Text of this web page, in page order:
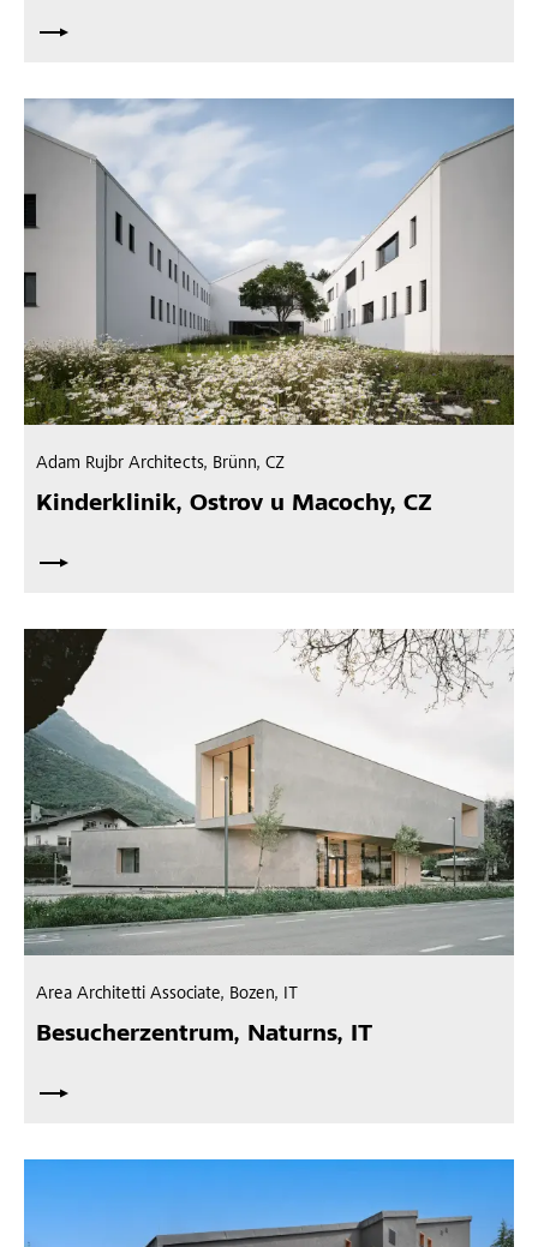
Kinderklinik, Ostrov u Macochy, CZ
Adam Rujbr Architects, Brünn, CZ
Besucherzentrum, Naturns, IT
Area Architetti Associate, Bozen, IT